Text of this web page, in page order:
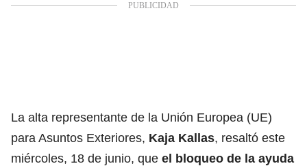
La alta representante de la Unión Europea (UE)
para Asuntos Exteriores, Kaja Kallas, resaltó este
miércoles, 18 de junio, que el bloqueo de la ayuda